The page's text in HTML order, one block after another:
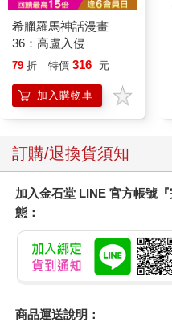
希臘羅馬神話漫畫
36：高盧入侵
79 折 特價 316 元
加入購物車
訂購/退換貨須知
加入金石堂 LINE 官方帳號
態：
商品運送說明：